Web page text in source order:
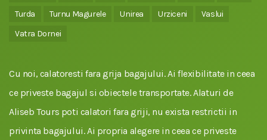
Turda
Turnu Magurele Unirea Urziceni
Vaslui
Vatra Dornei
Cu noi, calatoresti fara grija bagajului. Ai flexibilitate in ceea
ce priveste bagajul si obiectele transportate. Alaturi de
Aliseb Tours poti calatori fara griji, nu exista restrictii in
privinta bagajului. Ai propria alegere in ceea ce priveste